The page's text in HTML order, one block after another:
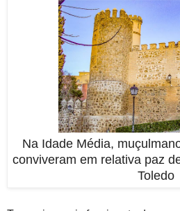
Na Idade Média,
conviveram em relativa paz
Toledo